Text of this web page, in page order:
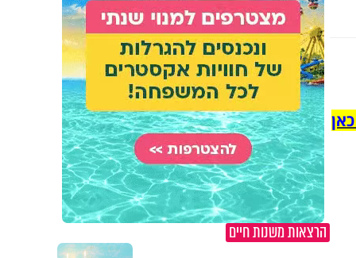
הרצאות משנות חיים